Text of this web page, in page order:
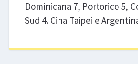
Dominicana 7, Portorico 5,
Sud 4. Cina Taipei e